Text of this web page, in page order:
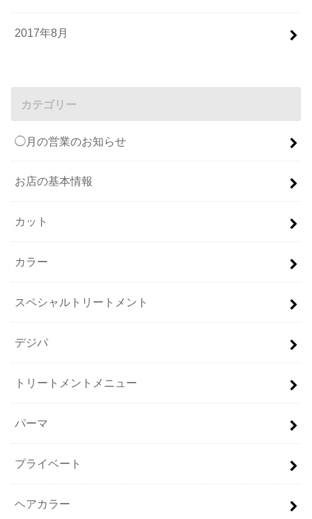
2017年8月
カテゴリー
◯月の営業のお知らせ
お店の基本情報
カット
カラー
スペシャルトリートメント
デジパ
トリートメントメニュー
パーマ
プライベート
ヘアカラー